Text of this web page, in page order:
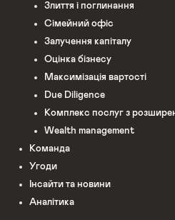
Злиття і поглинання
Сімейний офіс
Залучення капіталу
Оцінка бізнесу
Максимізація вартості
Due Diligence
Комплекс послуг з
Wealth management
Команда
Угоди
Інсайти та новини
Аналітика